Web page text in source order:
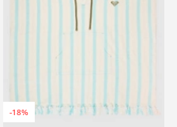
-18%